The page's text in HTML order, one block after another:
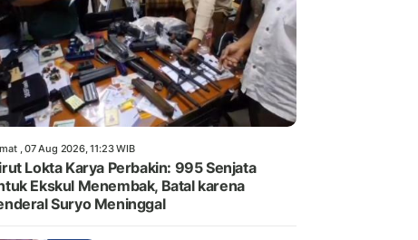
, 07 Aug 2026, 11:23 WIB
Lokta Karya Perbakin: 995 Senjata
Ekskul Menembak, Batal karena
Suryo Meninggal